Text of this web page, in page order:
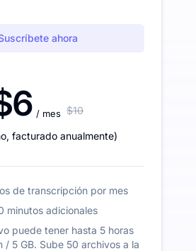
ahora
/ mes $10
, facturado anualmente)
de transcripción por mes
minutos adicionales
puede tener hasta 5 horas
/ 5 GB. Sube 50 archivos a la